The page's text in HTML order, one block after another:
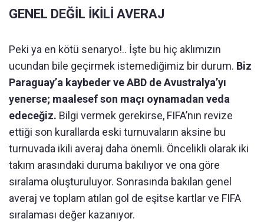
GENEL DEĞİL İKİLİ AVERAJ
Peki ya en kötü senaryo!.. İşte bu hiç aklımızın
ucundan bile geçirmek istemediğimiz bir durum. Biz
Paraguay’a kaybeder ve ABD de Avustralya’yı
yenerse; maalesef son maçı oynamadan veda
edeceğiz. Bilgi vermek gerekirse, FIFA’nın revize
ettiği son kurallarda eski turnuvaların aksine bu
turnuvada ikili averaj daha önemli. Öncelikli olarak iki
takım arasındaki duruma bakılıyor ve ona göre
sıralama oluşturuluyor. Sonrasında bakılan genel
averaj ve toplam atılan gol de eşitse kartlar ve FIFA
sıralaması değer kazanıyor.